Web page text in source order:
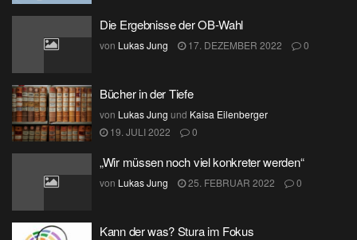
Die Ergebnisse der OB-Wahl
von Lukas Jung 17. DEZEMBER 2022 0
Bücher in der Tiefe
von Lukas Jung und Kaisa Eilenberger
19. JULI 2022
0
„Wir müssen noch viel konkreter werden“
von Lukas Jung 25. FEBRUAR 2022 0
Kann der was? Stura im Fokus